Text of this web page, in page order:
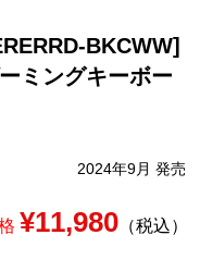
BKCWW]
ミングキーボー
2024年9月 発売
¥11,980（税込）